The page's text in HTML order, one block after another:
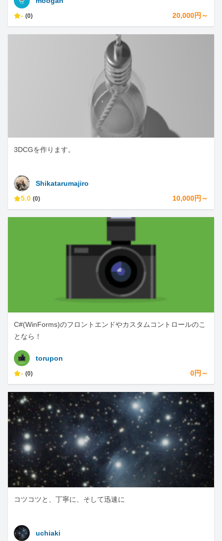
- (0) 20,000円～
3DCGを作ります。
Shikatarumajiro
5.0 (0) 10,000円～
C#(WinForms)のフロントエンドやカスタムコントロールのこ
となら！
torupon
- (0) 0円～
コツコツと、丁寧に、そして迅速に
uchiaki